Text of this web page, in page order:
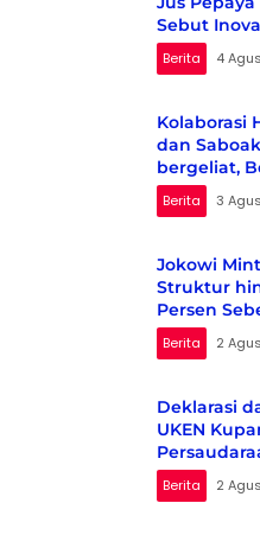
Sebut
Berita 4
Kolaborasi
dan
bergeliat,
Berita 3
Jokowi
Struktur
Persen
Berita 2
Deklarasi
UKEN
Berita 2